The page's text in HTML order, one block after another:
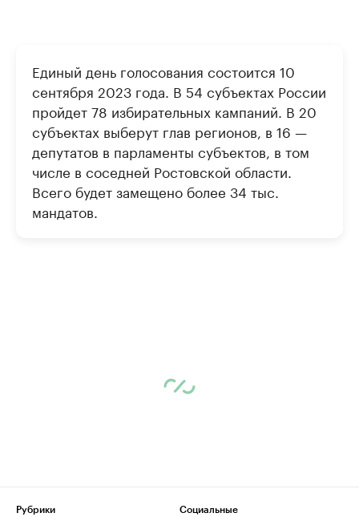
Единый день голосования состоится 10
сентября 2023 года. В 54 субъектах России
пройдет 78 избирательных кампаний. В 20
субъектах выберут глав регионов, в 16 —
депутатов в парламенты субъектов, в том
числе в соседней Ростовской области.
Всего будет замещено более 34 тыс.
мандатов.
Рубрики
Социальные